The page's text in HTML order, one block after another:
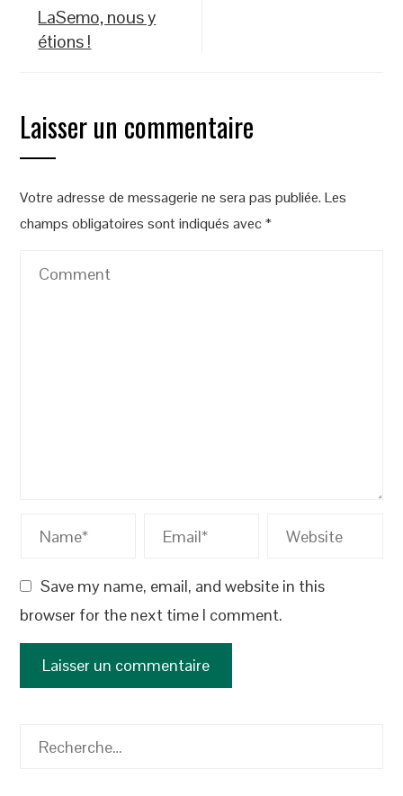
LaSemo, nous y
étions !
Laisser un commentaire
Votre adresse de messagerie ne sera pas publiée. Les
champs obligatoires sont indiqués avec*
Save my name, email, and website in this
browser for the next time I comment.
Rechercher :